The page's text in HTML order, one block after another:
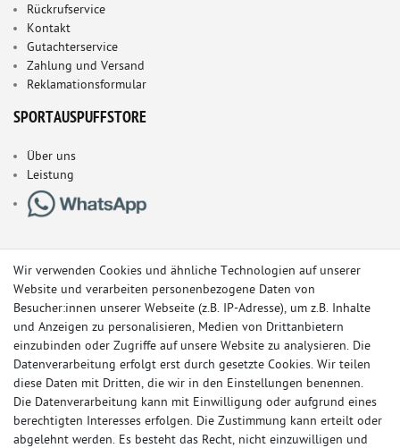
Rückrufservice
Kontakt
Gutachterservice
Zahlung und Versand
Reklamationsformular
SPORTAUSPUFFSTORE
Über uns
Leistung
© Copyright 2026 Sportauspuff-Store.de - Alle Rechte vorbehalten.
Wir verwenden Cookies und ähnliche Technologien auf unserer
Website und verarbeiten personenbezogene Daten von
Besucher:innen unserer Webseite (z.B. IP-Adresse), um z.B. Inhalte
und Anzeigen zu personalisieren, Medien von Drittanbietern
einzubinden oder Zugriffe auf unsere Website zu analysieren. Die
Datenverarbeitung erfolgt erst durch gesetzte Cookies. Wir teilen
diese Daten mit Dritten, die wir in den Einstellungen benennen.
Die Datenverarbeitung kann mit Einwilligung oder aufgrund eines
berechtigten Interesses erfolgen. Die Zustimmung kann erteilt oder
abgelehnt werden. Es besteht das Recht, nicht einzuwilligen und